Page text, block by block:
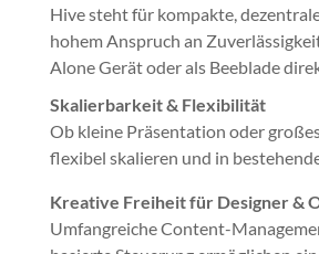
Hive steht für kompakte,
hohem Anspruch an
Alone Gerät oder als Beeblade
Skalierbarkeit & Flexibilität
Ob kleine Präsentation oder
flexibel skalieren und in
Kreative Freiheit für Designer &
Umfangreiche Content-